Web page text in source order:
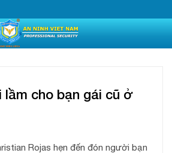
lầm cho bạn gái cũ ở
Rojas hẹn đến đón người bạn